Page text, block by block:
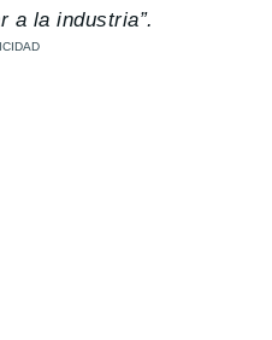
a la industria”.